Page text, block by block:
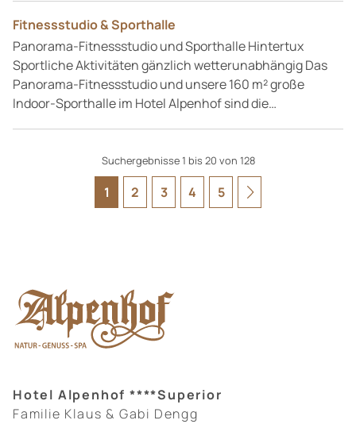
Fitnessstudio & Sporthalle
Panorama-Fitnessstudio und Sporthalle Hintertux
Sportliche Aktivitäten gänzlich wetterunabhängig Das
Panorama-Fitnessstudio und unsere 160 m² große
Indoor-Sporthalle im Hotel Alpenhof sind die…
Suchergebnisse 1 bis 20 von 128
1 2 3 4 5
Hotel Alpenhof ****Superior
Familie Klaus & Gabi Dengg